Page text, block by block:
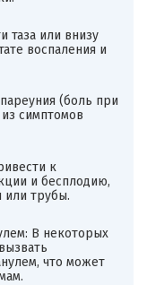
таза или внизу
воспаления и
(боль при
симптомов
к
и бесплодию,
или трубы.
В некоторых
что может